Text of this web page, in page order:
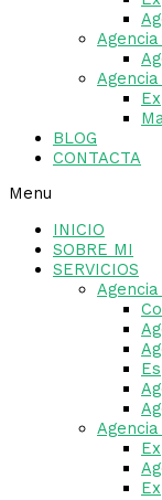
BLOG
CONTACTA
Menu
INICIO
SOBRE MI
SERVICIOS